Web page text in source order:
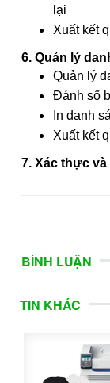
lại
Xuất kết
6. Quản lý
Quản lý
Đánh số
In danh
Xuất kết
7. Xác thực
BÌNH LUẬN
TIN KHÁC